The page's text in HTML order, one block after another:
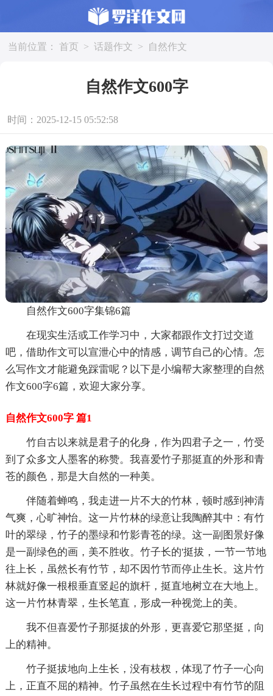
当前位置： 首页 > 话题作文 > 自然作文
自然作文600字
时间：2025-12-15 05:52:58
自然作文600字集锦6篇
在现实生活或工作学习中，大家都跟作文打过交道
吧，借助作文可以宣泄心中的情感，调节自己的心情。怎
么写作文才能避免踩雷呢？以下是小编帮大家整理的自然
作文600字6篇，欢迎大家分享。
自然作文600字 篇1
竹自古以来就是君子的化身，作为四君子之一，竹受
到了众多文人墨客的称赞。我喜爱竹子那挺直的外形和青
苍的颜色，那是大自然的一种美。
伴随着蝉鸣，我走进一片不大的竹林，顿时感到神清
气爽，心旷神怡。这一片竹林的绿意让我陶醉其中：有竹
叶的翠绿，竹子的墨绿和竹影青苍的绿。这一副图景好像
是一副绿色的画，美不胜收。竹子长的'挺拔，一节一节地
往上长，虽然长有竹节，却不因竹节而停止生长。这片竹
林就好像一根根垂直竖起的旗杆，挺直地树立在大地上。
这一片竹林青翠，生长笔直，形成一种视觉上的美。
我不但喜爱竹子那挺拔的外形，更喜爱它那坚挺，向
上的精神。
竹子挺拔地向上生长，没有枝杈，体现了竹子一心向
上，正直不屈的精神。竹子虽然在生长过程中有竹节的阻